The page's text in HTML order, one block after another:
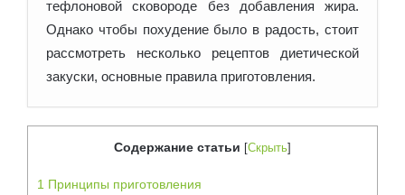
тефлоновой сковороде без добавления жира.
Однако чтобы похудение было в радость, стоит
рассмотреть несколько рецептов диетической
закуски, основные правила приготовления.
Содержание статьи [Скрыть]
1 Принципы приготовления